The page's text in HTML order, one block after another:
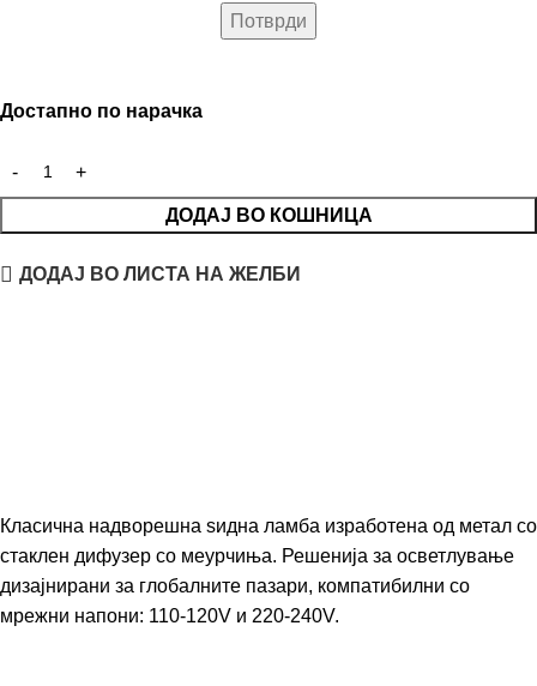
Достапно по нарачка
ДОДАЈ ВО КОШНИЦА
ДОДАЈ ВО ЛИСТА НА ЖЕЛБИ
Класична надворешна ѕидна ламба изработена од метал со
стаклен дифузер со меурчиња. Решенија за осветлување
дизајнирани за глобалните пазари, компатибилни со
мрежни напони: 110-120V и 220-240V.